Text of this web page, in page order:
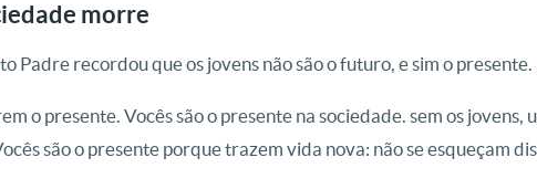
morre
Padre recordou que os jovens não são o futuro, e sim o presente.
o presente. Vocês são o presente na sociedade. sem os jovens,
são o presente porque trazem vida nova: não se esqueçam